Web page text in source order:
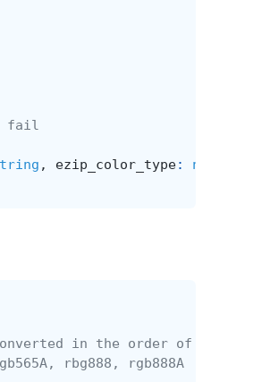
fail
, ezip_color_type: number
in the order of the
rbg888, rgb888A